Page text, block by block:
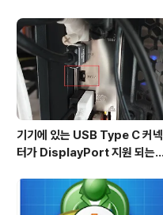
기기에 있는 USB Type C 커넥
터가 DisplayPort 지원 되는지